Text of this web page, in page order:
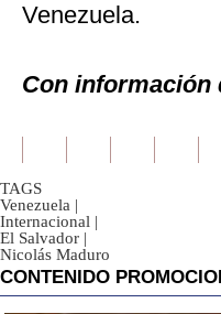
Venezuela.
Con información
TAGS
Venezuela |
Internacional |
El Salvador |
Nicolás Maduro